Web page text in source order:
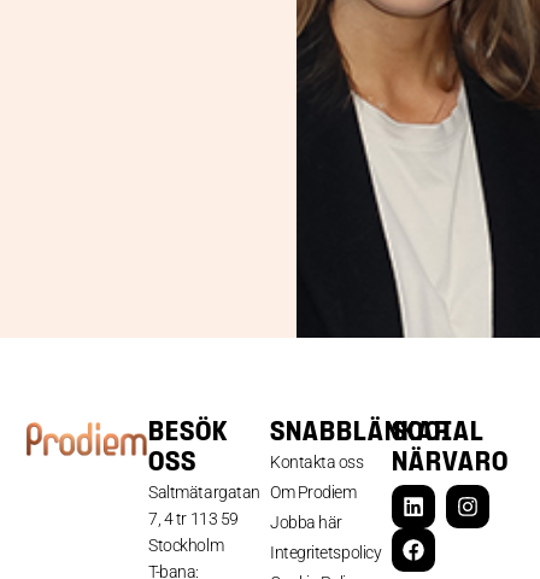
BESÖK
OSS
Saltmätargatan
7, 4 tr 113 59
Stockholm
T-bana:
SNABBLÄNKAR
Kontakta oss
Om Prodiem
Jobba här
Integritetspolicy
SOCIAL
NÄRVARO